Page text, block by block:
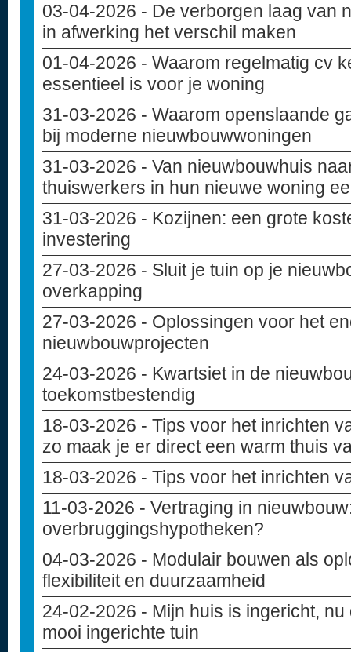
03-04-2026 - De verborgen laag van
in afwerking het verschil maken
01-04-2026 - Waarom regelmatig cv
essentieel is voor je woning
31-03-2026 - Waarom openslaande
bij moderne nieuwbouwwoningen
31-03-2026 - Van nieuwbouwhuis
thuiswerkers in hun nieuwe woning
31-03-2026 - Kozijnen: een grote
investering
27-03-2026 - Sluit je tuin op je
overkapping
27-03-2026 - Oplossingen voor het
nieuwbouwprojecten
24-03-2026 - Kwartsiet in de
toekomstbestendig
18-03-2026 - Tips voor het inrichten
zo maak je er direct een warm thuis
18-03-2026 - Tips voor het inrichten
11-03-2026 - Vertraging in
overbruggingshypotheken?
04-03-2026 - Modulair bouwen als
flexibiliteit en duurzaamheid
24-02-2026 - Mijn huis is ingericht,
mooi ingerichte tuin